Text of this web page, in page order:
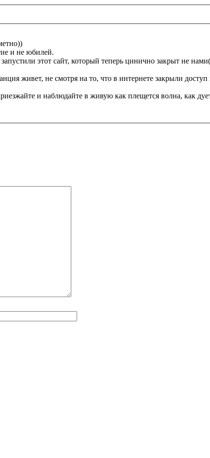
и не юбилей.
этот сайт, который теперь цинично закрыт не
живет, не смотря на то, что в интернете закрыли доступ
и наблюдайте в живую как плещется волна, как